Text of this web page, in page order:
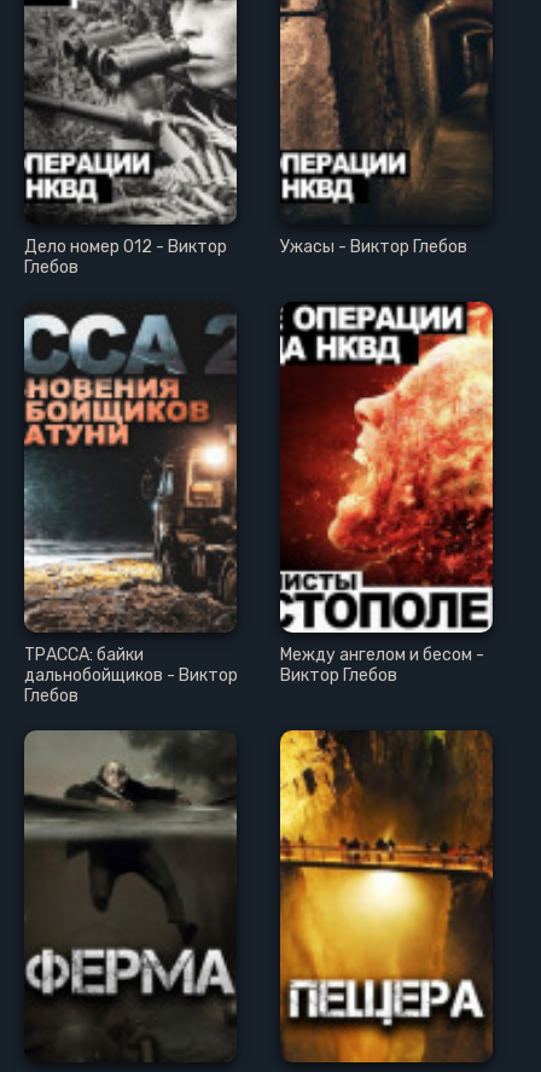
Дело номер 012 - Виктор
Глебов
Ужасы - Виктор Глебов
ТРАССА: байки
дальнобойщиков - Виктор
Глебов
Между ангелом и бесом -
Виктор Глебов